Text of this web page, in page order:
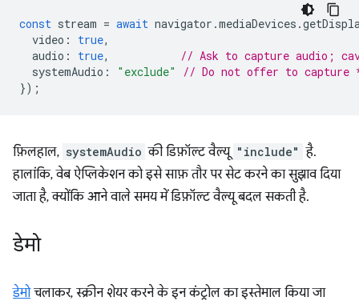
const stream = await navigator .mediaDevices .
video : true,
audio : true,
// Ask to capture audio;
systemAudio : "exclude"
// Do not offer to capture
});
फ़िलहाल, systemAudio की डिफ़ॉल्ट वैल्यू "include" है.
हालांकि, वेब ऐप्लिकेशन को इसे साफ़ तौर पर सेट करने का सुझाव दिया
जाता है, क्योंकि आने वाले समय में डिफ़ॉल्ट वैल्यू बदल सकती है.
डेमो
डेमोचलाकर, स्क्रीन शेयर करने के इन कंट्रोल का इस्तेमाल किया जा